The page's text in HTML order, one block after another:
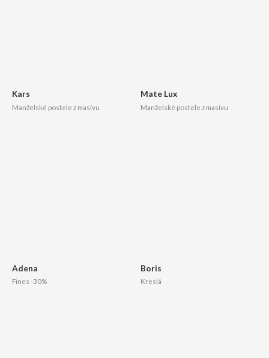
Kars
Manželské postele z masívu
Mate Lux
Manželské postele z masívu
Adena
Fines -30%
Boris
Kreslá